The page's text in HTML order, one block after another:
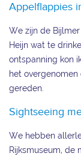
Appelflappies
We zijn de
Heijn wat te
ontspanning kon
het
gereden.
Sightseeing
We hebben
Rijksmuseum, de